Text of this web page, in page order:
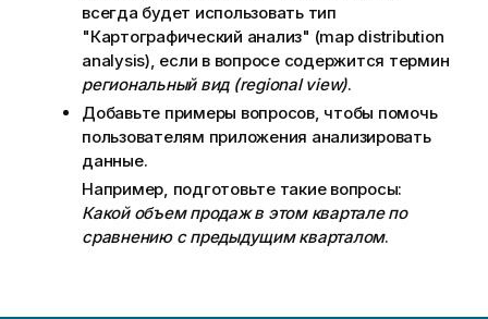
всегда будет использовать тип
"Картографический анализ" (map distribution
analysis), если в вопросе содержится термин
региональный вид (regional view).
Добавьте примеры вопросов, чтобы помочь
пользователям приложения анализировать
данные.
Например, подготовьте такие вопросы:
Какой объем продаж в этом квартале по
сравнению с предыдущим кварталом.